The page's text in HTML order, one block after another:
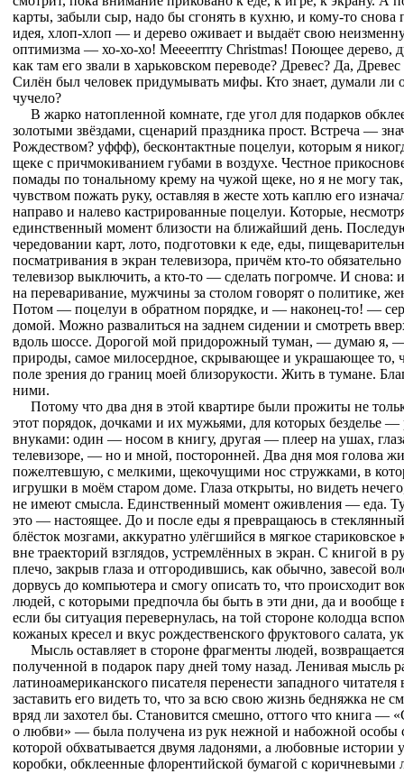
карты, забыли сыр, надо бы сгонять в кухню, и кому-то снова
идея, хлоп-хлоп — и дерево оживает и выдаёт свою
оптимизма — хо-хо-хо! Meeeerrrry Christmas! Поющее дерево,
как там его звали в харьковском переводе? Древес? Да,
Силён был человек придумывать мифы. Кто знает, думали ли
чучело?
В жарко натопленной комнате, где угол для подарков
золотыми звёздами, сценарий праздника прост. Встреча —
Рождеством? уффф), бесконтактные поцелуи, которым я
щеке с причмокиванием губами в воздухе. Честное
помады по тональному крему на чужой щеке, но я не могу
чувством пожать руку, оставляя в жесте хоть каплю его
направо и налево кастрированные поцелуи. Которые,
единственный момент близости на ближайший день.
чередовании карт, лото, подготовки к еде, еды,
посматривания в экран телевизора, причём кто-то
телевизор выключить, а кто-то — сделать погромче. И снова:
на переваривание, мужчины за столом говорят о политике,
Потом — поцелуи в обратном порядке, и — наконец-то! —
домой. Можно развалиться на заднем сидении и смотреть
вдоль шоссе. Дорогой мой придорожный туман, — думаю я, —
природы, самое милосердное, скрывающее и украшающее то,
поле зрения до границ моей близорукости. Жить в тумане.
ними.
Потому что два дня в этой квартире были прожиты не
этот порядок, дочками и их мужьями, для которых безделье —
внуками: один — носом в книгу, другая — плеер на ушах,
телевизоре, — но и мной, посторонней. Два дня моя голова
пожелтевшую, с мелкими, щекочущими нос стружками, в
игрушки в моём старом доме. Глаза открыты, но видеть
не имеют смысла. Единственный момент оживления — еда.
это — настоящее. До и после еды я превращаюсь в
блёсток мозгами, аккуратно улёгшийся в мягкое
вне траекторий взглядов, устремлённых в экран. С книгой в
плечо, закрыв глаза и отгородившись, как обычно, завесой
дорвусь до компьютера и смогу описать то, что происходит
людей, с которыми предпочла бы быть в эти дни, да и
если бы ситуация перевернулась, на той стороне колодца
кожаных кресел и вкус рождественского фруктового
Мысль оставляет в стороне фрагменты людей,
полученной в подарок пару дней тому назад. Ленивая мысль
латиноамериканского писателя перенести западного
заставить его видеть то, что за всю свою жизнь бедняжка не
вряд ли захотел бы. Становится смешно, оттого что книга —
о любви» — была получена из рук нежной и набожной особы
которой обхватывается двумя ладонями, а любовные истории
коробки, обклеенные флорентийской бумагой с